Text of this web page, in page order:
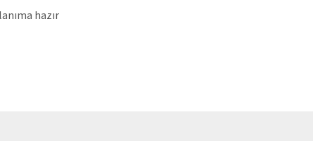
hazır